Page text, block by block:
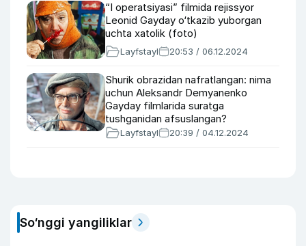
“I operatsiyasi” filmida rejissyor
Leonid Gayday o‘tkazib yuborgan
uchta xatolik (foto)
Layfstayl 20:53 / 06.12.2024
Shurik obrazidan nafratlangan: nima
uchun Aleksandr Demyanenko
Gayday filmlarida suratga
tushganidan afsuslangan?
Layfstayl 20:39 / 04.12.2024
So‘nggi yangiliklar